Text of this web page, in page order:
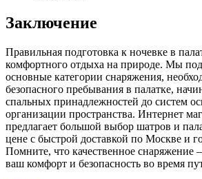
Заключение
Правильная подготовка к ночевке в
комфортного отдыха на природе. Мы
основные категории снаряжения,
безопасного пребывания в палатке,
спальных принадлежностей до систем
организации пространства. Интернет
предлагает большой выбор шатров и
цене с быстрой доставкой по Москве и
Помните, что качественное снаряжение
ваш комфорт и безопасность во время